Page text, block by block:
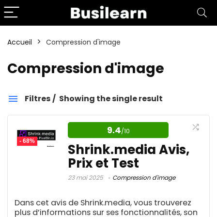
Accueil Compression d'image
Compression d'image
Filtres
Showing the single result
Compression d'image
Catégories
Amazon FBA 4
- 68%
9.4/10
Shrink.media Avis,
Prix et Test
23 mai 2025 Compression d'image
Dans cet avis de Shrink.media, vous trouverez
plus d’informations sur ses fonctionnalités, son